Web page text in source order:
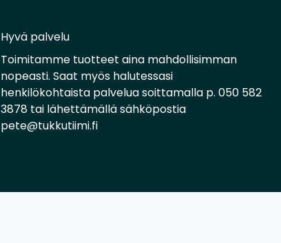
Hyvä palvelu
Toimitamme tuotteet aina mahdollisimman
nopeasti. Saat myös halutessasi
henkilökohtaista palvelua soittamalla p. 050 582
3878 tai lähettämällä sähköpostia
pete@tukkutiimi.fi